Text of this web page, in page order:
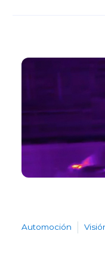
Automoción